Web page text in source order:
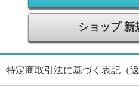
ショップ 新
特定商取引法に基づく表記（返